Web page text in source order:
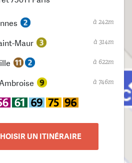
à 242m
Maur à 314m
à 622m
à 746m
UN ITINÉRAIRE